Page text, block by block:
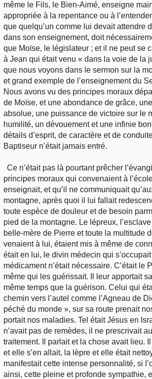
même le Fils, le Bien-Aimé, enseigne
appropriée à la repentance ou à
que quelqu’un comme lui devait attendre
dans son enseignement, doit
que Moïse, le législateur ; et il ne peut se
à Jean qui était venu « dans la voie de la
que nous voyons dans le sermon sur la
et grand exemple de l’enseignement du
Nous avons vu des principes moraux
de Moïse, et une abondance de grâce,
absolue, une puissance de victoire sur le
humilité, un dévouement et une infinie
détails d’esprit, de caractère et de
Baptiseur n’était jamais entré.
Ce n’était pas là pourtant prêcher
principes moraux qui convenaient à
enseignait, et qu’il ne communiquait
montagne, après quoi il lui fallait
toute espèce de douleur et de besoin
pied de la montagne. Le lépreux,
belle-mère de Pierre et toute la multitude
venaient à lui, étaient mis à même de
était en lui, le divin médecin qui
médicament n’était nécessaire. C’était le
même qui les guérissait. Il leur apportait
même temps que la guérison. Celui qui
chemin vers l’autel comme l’Agneau de
péché du monde », sur sa route prenait
portait nos maladies. Tel était Jésus en
n’avait pas de remèdes, il ne prescrivait
traitement. Il parlait et la chose avait lieu.
et elle s’en allait, la lèpre et elle était
manifestait cette intense personnalité, si
ainsi, cette pleine et profonde sympathie,